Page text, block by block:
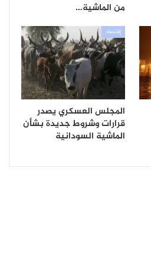
من الماشية…
إقتصاد
المجلس العسكري يصدر
قرارات وشروط جديدة بشأن
الماشية السودانية